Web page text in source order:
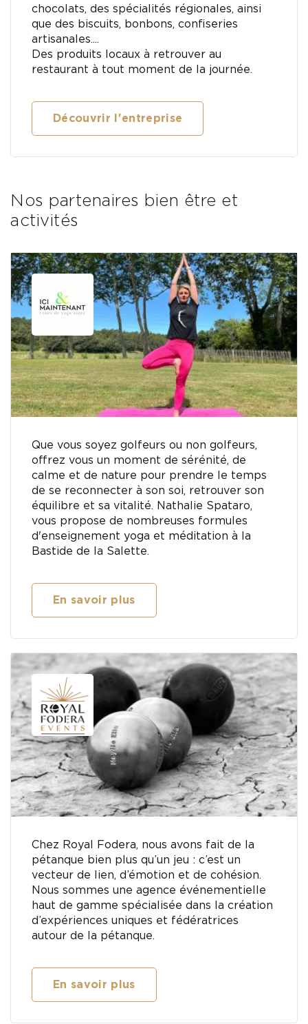
chocolats, des spécialités régionales, ainsi
que des biscuits, bonbons, confiseries
artisanales....
Des produits locaux à retrouver au
restaurant à tout moment de la journée.
Découvrir l'entreprise
Nos partenaires bien être et
activités
Que vous soyez golfeurs ou non golfeurs,
offrez vous un moment de sérénité, de
calme et de nature pour prendre le temps
de se reconnecter à son soi, retrouver son
équilibre et sa vitalité. Nathalie Spataro,
vous propose de nombreuses formules
d'enseignement yoga et méditation à la
Bastide de la Salette.
En savoir plus
Chez Royal Fodera, nous avons fait de la
pétanque bien plus qu’un jeu : c’est un
vecteur de lien, d’émotion et de cohésion.
Nous sommes une agence événementielle
haut de gamme spécialisée dans la création
d’expériences uniques et fédératrices
autour de la pétanque.
En savoir plus